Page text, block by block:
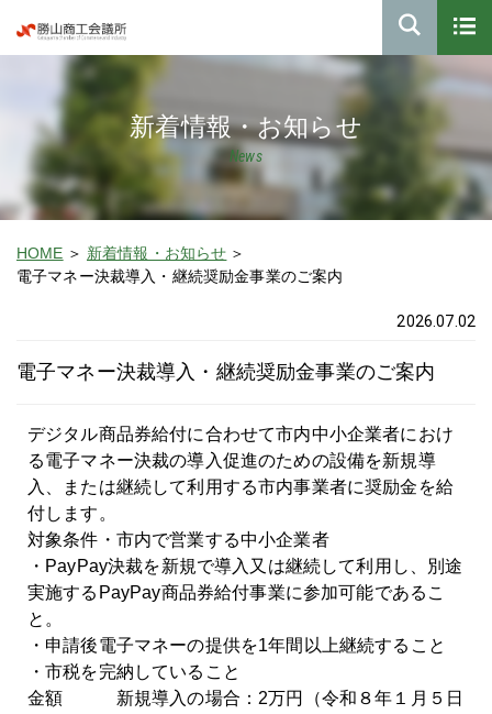
新着情報・お知らせ
News
HOME
新着情報・お知らせ
電子マネー決裁導入・継続奨励金事業のご案内
2026.07.02
電子マネー決裁導入・継続奨励金事業のご案内
デジタル商品券給付に合わせて市内中小企業者におけ
る電子マネー決裁の導入促進のための設備を新規導
入、または継続して利用する市内事業者に奨励金を給
付します。
対象条件・市内で営業する中小企業者
・PayPay決裁を新規で導入又は継続して利用し、別途
実施するPayPay商品券給付事業に参加可能であるこ
と。
・申請後電子マネーの提供を1年間以上継続すること
・市税を完納していること
金額 新規導入の場合：2万円（令和８年１月５日